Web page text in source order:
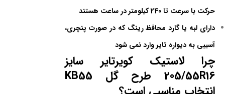
حرکت با سرعت تا 240 کیلومتر در ساعت هستند
دارای لبه یا گارد محافظ رینگ که در صورت پنچری،
آسیبی به دیواره تایر وارد نمی شود
چرا لاستیک کویرتایر سایز
205/55R16 طرح گل KB55